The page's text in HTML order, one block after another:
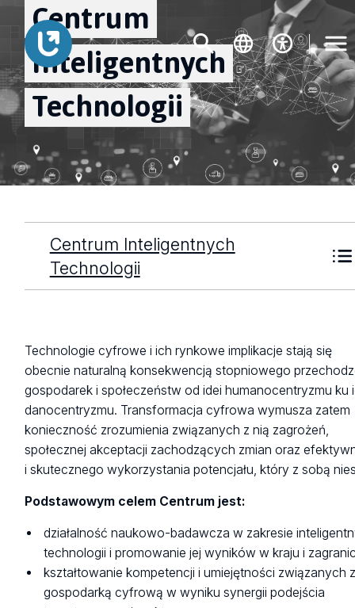
Centrum
Inteligentnych
Technologii
Centrum Inteligentnych
Technologii
Technologie cyfrowe i ich rynkowe implikacje stają się
obecnie naturalną konsekwencją stopniowego
gospodarek i społeczeństw od idei humanocentryzmu ku
danocentryzmu. Transformacja cyfrowa wymusza zatem
konieczność zrozumienia związanych z nią zagrożeń,
społecznej akceptacji zachodzących zmian oraz
i skutecznego wykorzystania potencjału, który z sobą
Podstawowym celem Centrum jest:
działalność naukowo-badawcza w zakresie
technologii i promowanie jej wyników w kraju i
kształtowanie kompetencji i umiejętności związanych
gospodarką cyfrową w wyniku synergii podejścia